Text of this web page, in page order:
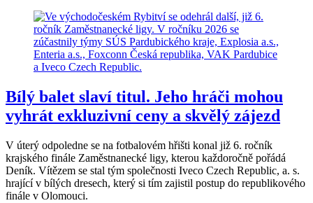
Bílý balet slaví titul. Jeho hráči mohou
vyhrát exkluzivní ceny a skvělý zájezd
V úterý odpoledne se na fotbalovém hřišti konal již 6. ročník
krajského finále Zaměstnanecké ligy, kterou každoročně pořádá
Deník. Vítězem se stal tým společnosti Iveco Czech Republic, a. s.
hrající v bílých dresech, který si tím zajistil postup do republikového
finále v Olomouci.